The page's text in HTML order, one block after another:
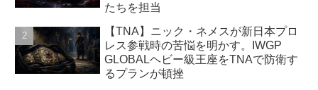
たちを担当
【TNA】ニック・ネメスが新日本プロ
レス参戦時の苦悩を明かす。IWGP
GLOBALヘビー級王座をTNAで防衛す
るプランが頓挫